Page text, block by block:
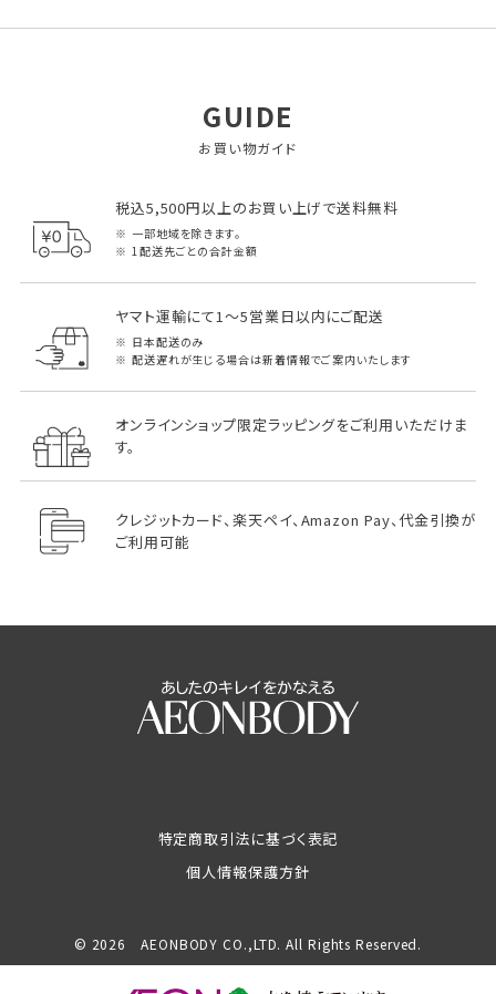
GUIDE
お買い物ガイド
税込5,500円以上のお買い上げで送料無料
一部地域を除きます。
1配送先ごとの合計金額
ヤマト運輸にて1～5営業日以内にご配送
日本配送のみ
配送遅れが生じる場合は新着情報でご案内いたします
オンラインショップ限定ラッピングをご利用いただけま
す。
クレジットカード、楽天ペイ、Amazon Pay、代金引換が
ご利用可能
特定商取引法に基づく表記
個人情報保護方針
© 2026 AEONBODY CO.,LTD. All Rights Reserved.